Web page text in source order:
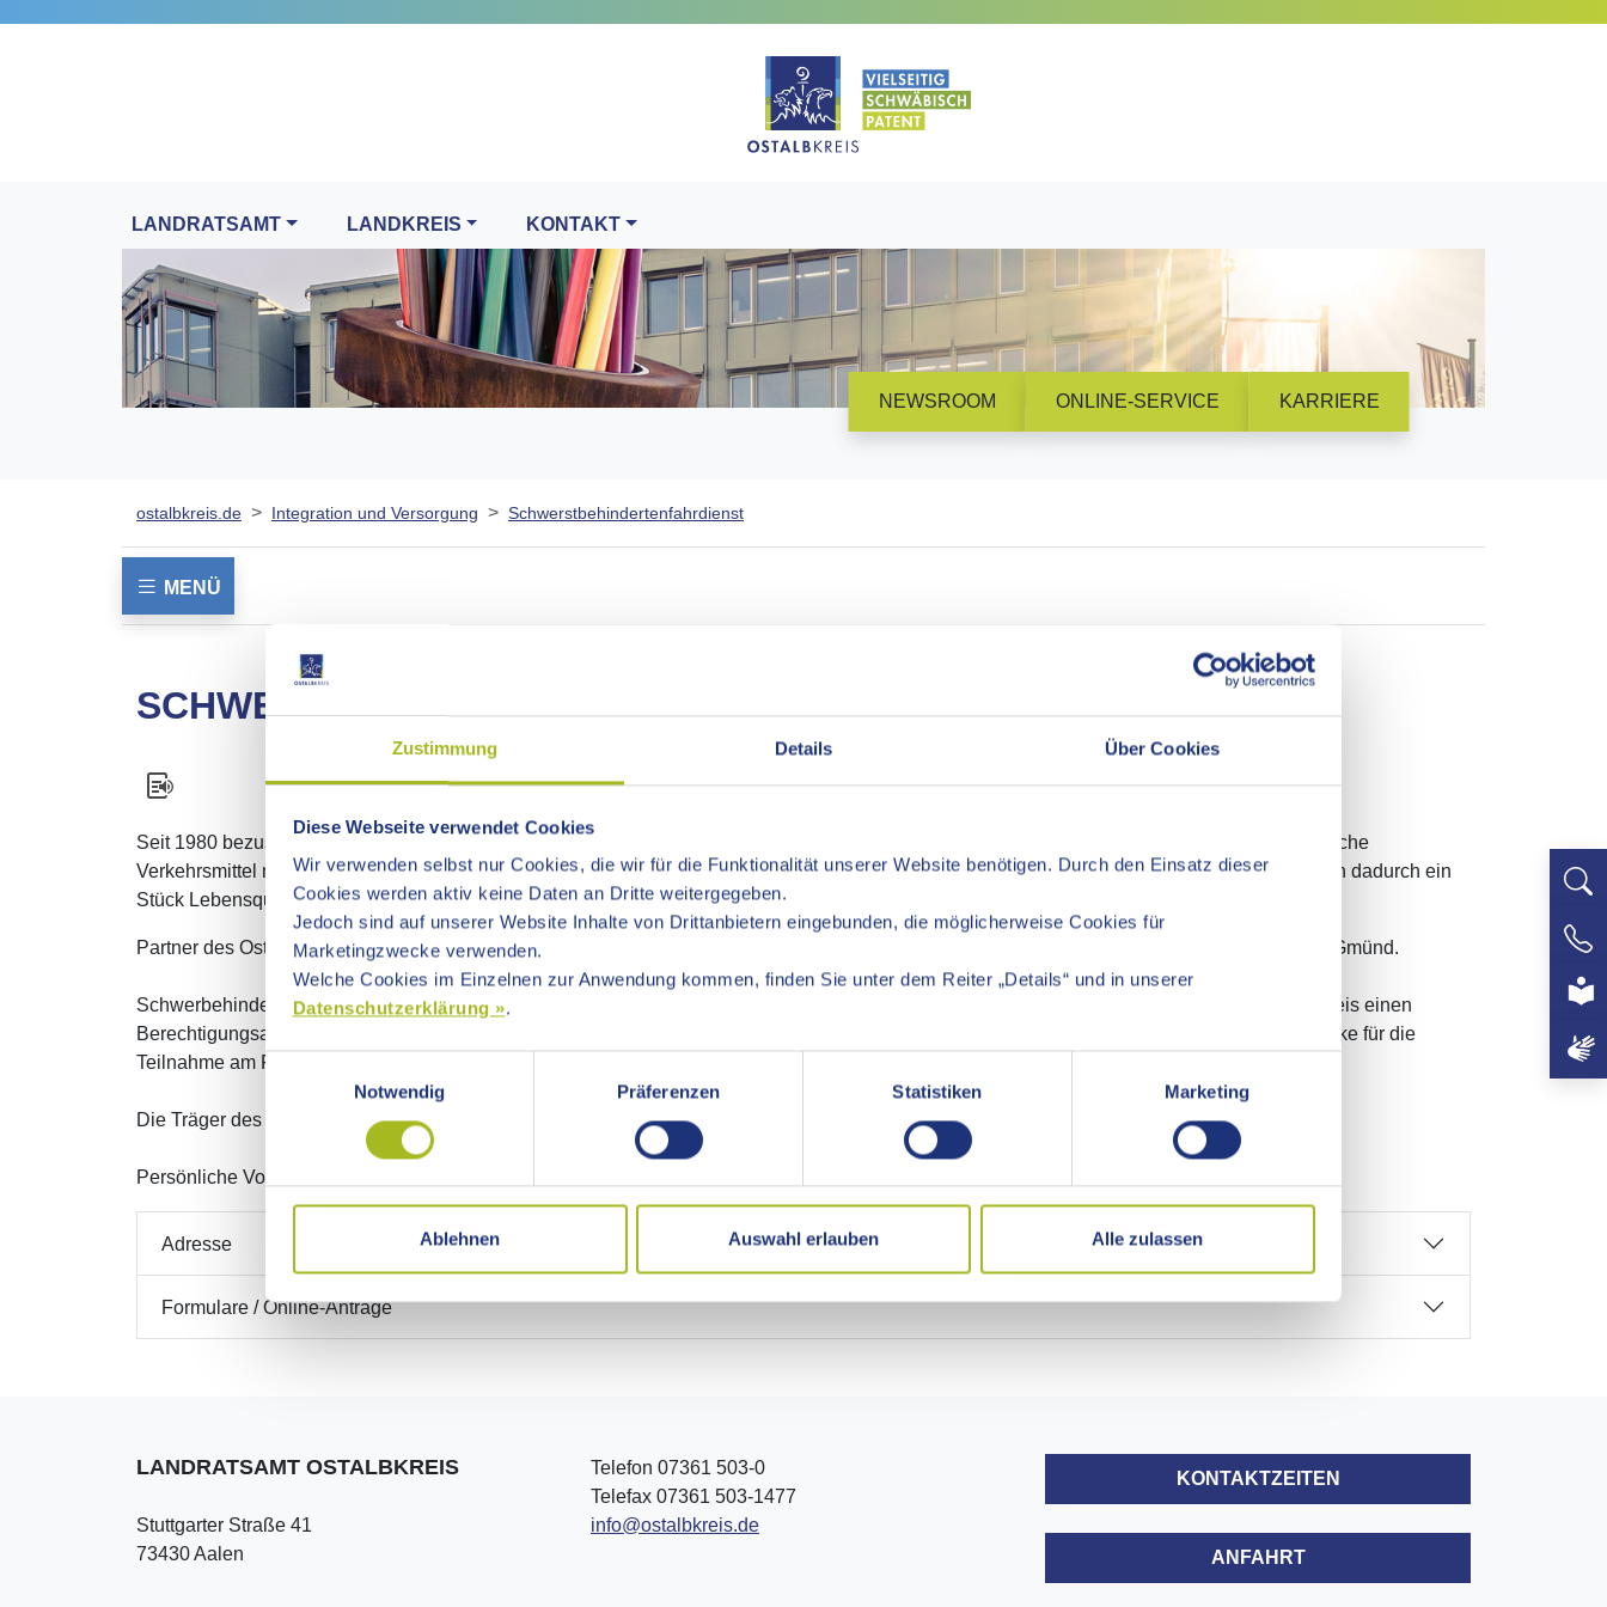
Zustimmung Details Über Cookies
Diese Webseite verwendet Cookies
Wir verwenden selbst nur Cookies, die wir für die Funktionalität unserer Website benötigen. Durch den Einsatz dieser
Cookies werden aktiv keine Daten an Dritte weitergegeben.
Jedoch sind auf unserer Website Inhalte von Drittanbietern eingebunden, die möglicherweise Cookies für
Marketingzwecke verwenden.
Welche Cookies im Einzelnen zur Anwendung kommen, finden Sie unter dem Reiter „Details“ und in unserer
Datenschutzerklärung ».
Einwilligungsauswahl
Notwendig
Präferenzen Statistiken Marketing
Ablehnen Auswahl erlauben Alle zulassen
LANDRATSAMT LANDKREIS KONTAKT
NEWSROOM ONLINE-SERVICE KARRIERE
ostalbkreis.de Integration und Versorgung Schwerstbehindertenfahrdienst
MENÜ
SCHWERSTBEHINDERTENFAHRDIENST
Seit 1980 bezuschusst der Ostalbkreis einen besonderen Schwerstbehindertenfahrdienst für Personen, die aufgrund ihrer Behinderung öffentliche
Verkehrsmittel nicht benutzen können. Der Fahrdienst soll den Behinderten ermöglichen, am Leben in der Gemeinschaft teilzunehmen und sich dadurch ein
Stück Lebensqualität zu erhalten.
Partner des Ostalbkreises im Schwerstbehindertenfahrdienst sind der DRK-Kreisverband in Aalen und der DRK-Kreisverband in Schwäbisch Gmünd.
Schwerbehinderte mit dem Vermerk "außergewöhnlich gehbehindert (AG)" im Schwerbehindertenausweis erhalten vom Landratsamt Ostalbkreis einen
Berechtigungsausweis. Berechtigte erwerben für den Betrag von 70,00 Euro bei dem jeweiligen Fahrdienst als Eigenbeteiligung eine Wertmarke für die
Teilnahme am Fahrdienst für ein Jahr.
Die Träger des Fahrdienstes erhalten vom Ostalbkreis eine Fahrleistungsvergütung auf Kilometerbasis.
Persönliche Vorsprachen: Servicestelle für das Schwerbehindertenrecht, 1. Stock, Zimmer 167.
Adresse
Formulare / Online-Anträge
LANDRATSAMT OSTALBKREIS
Stuttgarter Straße 41
73430 Aalen
Telefon 07361 503-0
Telefax 07361 503-1477
info@ostalbkreis.de
KONTAKTZEITEN
ANFAHRT